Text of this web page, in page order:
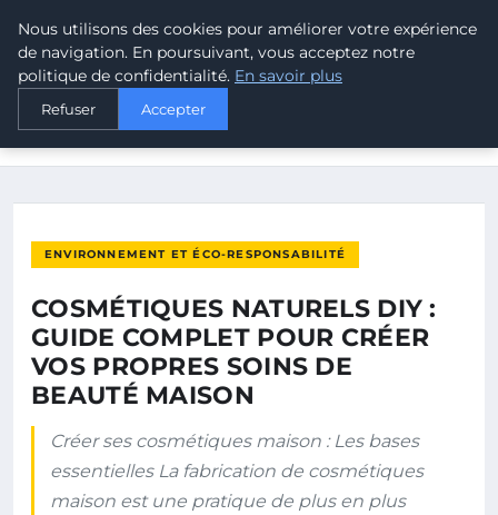
MALTA CLIMATE
ACCUEIL
COSMÉTIQUES NATURELS DIY : GUIDE COMPLET POUR CRÉER
ENVIRONNEMENT ET ÉCO-RESPONSABILITÉ
COSMÉTIQUES NATURELS DIY :
GUIDE COMPLET POUR CRÉER
VOS PROPRES SOINS DE
BEAUTÉ MAISON
Créer ses cosmétiques maison : Les bases
essentielles La fabrication de cosmétiques
maison est une pratique de plus en plus
Nous utilisons des cookies pour améliorer votre expérience
de navigation. En poursuivant, vous acceptez notre
politique de confidentialité. En savoir plus
Refuser Accepter